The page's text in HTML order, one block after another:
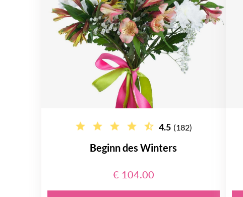
4.5 (182)
Beginn des Winters
€ 104.00